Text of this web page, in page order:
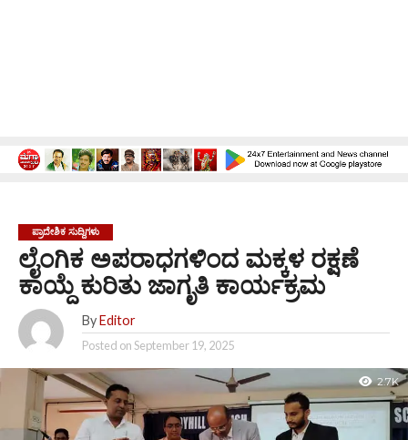
ಪ್ರಾದೇಶಿಕ ಸುದ್ದಿಗಳು
ಲೈಂಗಿಕ ಅಪರಾಧಗಳಿಂದ ಮಕ್ಕಳ ರಕ್ಷಣೆ
ಕಾಯ್ದೆ ಕುರಿತು ಜಾಗೃತಿ ಕಾರ್ಯಕ್ರಮ
By Editor
Posted onSeptember 19, 2025
2.7K